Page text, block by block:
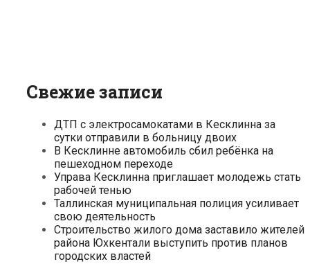
Свежие записи
ДТП с электросамокатами в Кесклинна за
сутки отправили в больницу двоих
В Кесклинне автомобиль сбил ребёнка на
пешеходном переходе
Управа Кесклинна приглашает молодежь стать
рабочей тенью
Таллинская муниципальная полиция усиливает
свою деятельность
Строительство жилого дома заставило жителей
района Юхкентали выступить против планов
городских властей